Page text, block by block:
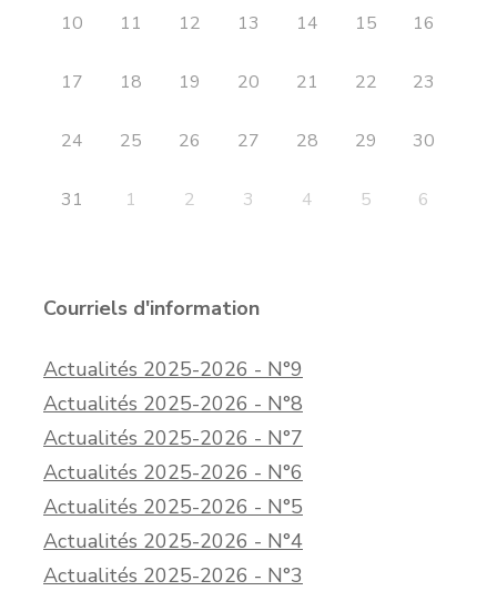
10 11 12 13 14 15 16
17 18 19 20 21 22 23
24 25 26 27 28 29 30
31 1 2 3 4 5 6
Courriels d'information
Actualités 2025-2026 - N°9
Actualités 2025-2026 - N°8
Actualités 2025-2026 - N°7
Actualités 2025-2026 - N°6
Actualités 2025-2026 - N°5
Actualités 2025-2026 - N°4
Actualités 2025-2026 - N°3